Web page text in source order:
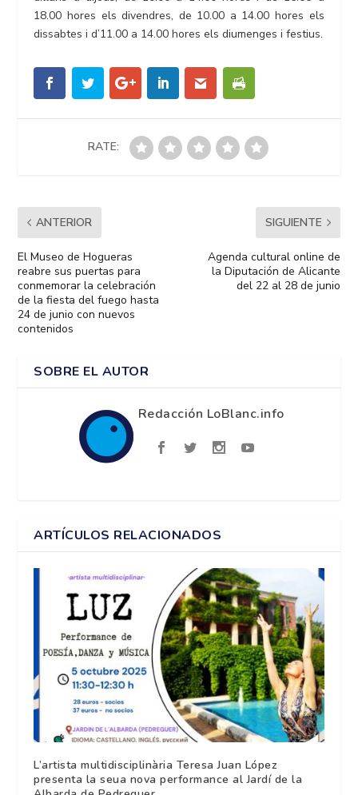
18.00 hores els divendres, de 10.00 a 14.00 hores els
dissabtes i d’11.00 a 14.00 hores els diumenges i festius.
RATE:
ANTERIOR
El Museo de Hogueras
reabre sus puertas para
conmemorar la celebración
de la fiesta del fuego hasta
24 de junio con nuevos
contenidos
SIGUIENTE
Agenda cultural online de
la Diputación de Alicante
del 22 al 28 de junio
SOBRE EL AUTOR
Redacción LoBlanc.info
ARTÍCULOS RELACIONADOS
L’artista multidisciplinària Teresa Juan López
presenta la seua nova performance al Jardí de la